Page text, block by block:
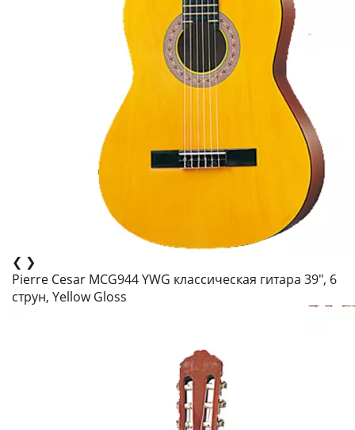
❮ ❯
Pierre Cesar MCG944 YWG классическая гитара 39", 6
струн, Yellow Gloss